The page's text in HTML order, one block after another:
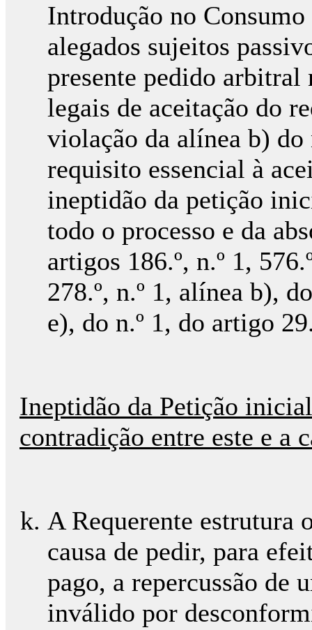
Introdução no
alegados sujeitos
presente pedido arbitral
legais de aceitação do
violação da alínea b) do
requisito essencial à
ineptidão da petição
todo o processo e da
artigos 186.º, n.º 1,
278.º, n.º 1, alínea b),
e), do n.º 1, do artigo
Ineptidão da Petição
contradição entre este e a
A Requerente estrutura
causa de pedir, para
pago, a repercussão de
inválido por